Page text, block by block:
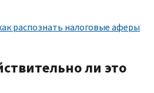
распознать налоговые аферы
ли это